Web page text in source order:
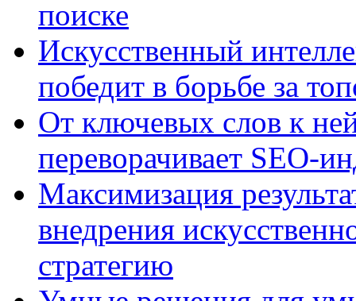
поиске
Искусственный
победит в борьбе за
От ключевых слов к
переворачивает SEO-
Максимизация
внедрения
стратегию